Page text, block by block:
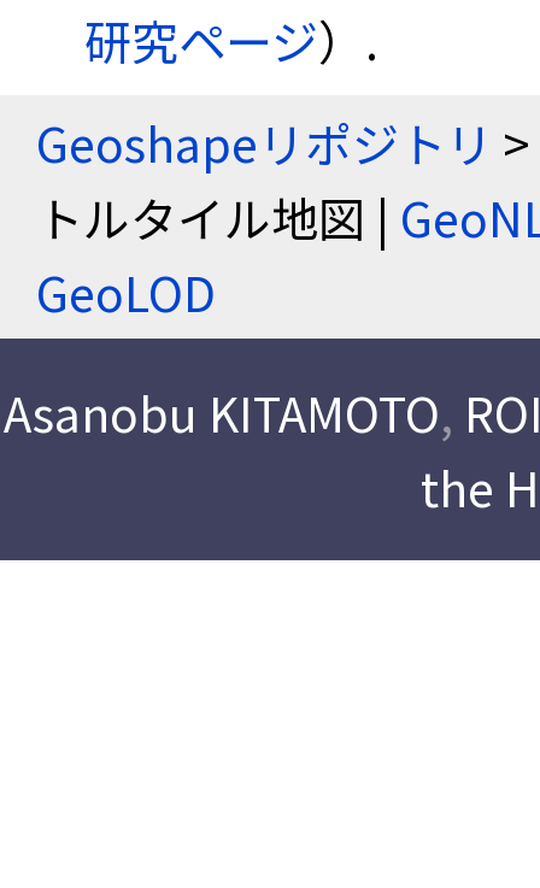
研究ページ）.
Geoshapeリポジトリ
トルタイル地図 |
GeoLOD
Asanobu KITAMOTO,
the